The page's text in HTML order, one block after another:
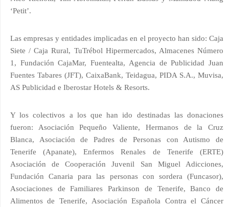
‘Petit’.
Las empresas y entidades implicadas en el proyecto han sido: Caja
Siete / Caja Rural, TuTrébol Hipermercados, Almacenes Número
1, Fundación CajaMar, Fuentealta, Agencia de Publicidad Juan
Fuentes Tabares (JFT), CaixaBank, Teidagua, PIDA S.A., Muvisa,
AS Publicidad e Iberostar Hotels & Resorts.
Y los colectivos a los que han ido destinadas las donaciones
fueron: Asociación Pequeño Valiente, Hermanos de la Cruz
Blanca, Asociación de Padres de Personas con Autismo de
Tenerife (Apanate), Enfermos Renales de Tenerife (ERTE)
Asociación de Cooperación Juvenil San Miguel Adicciones,
Fundación Canaria para las personas con sordera (Funcasor),
Asociaciones de Familiares Parkinson de Tenerife, Banco de
Alimentos de Tenerife, Asociación Española Contra el Cáncer